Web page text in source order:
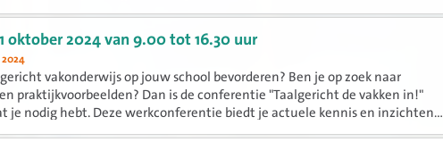
examinering en logistiek in het oog springen.
oktober 2024 van 9.00 tot 16.30 uur
vakonderwijs op jouw school bevorderen? Ben je op zoek naar
praktijkvoorbeelden? Dan is de conferentie "Taalgericht de vakken in!"
je nodig hebt. Deze werkconferentie biedt je actuele kennis en inzichten...